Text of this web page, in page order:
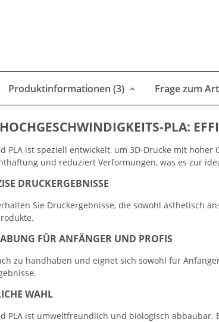
Produktinformationen (3) Frage zum
PLA:
PLA ist speziell entwickelt, um 3D-Drucke mit
und reduziert Verformungen, was es zur
DRUCKERGEBNISSE
Sie Druckergebnisse, die sowohl ästhetisch
FÜR ANFÄNGER UND PROFIS
zu handhaben und eignet sich sowohl für
WAHL
PLA ist umweltfreundlich und biologisch